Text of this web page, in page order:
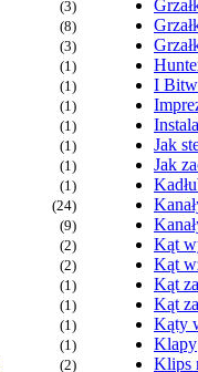
(3)
(8)
(3)
(1)
(1)
(1)
(1)
(1)
(1)
(1)
(24)
(9)
(2)
(2)
(1)
(1)
(1)
(1)
(2)
I
Jak
Jak
Kąt
Kąt
Kąt
Kąt
Kąty
Klapy
Klips